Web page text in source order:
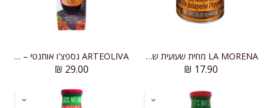
LA MORENA מחית שעועית שחורה עם חלפיניו
17.90
₪
ARTEOLIVA גספצ'ו אותנטי – מרק עגבניות אנדלוסי מספרד
29.00
₪